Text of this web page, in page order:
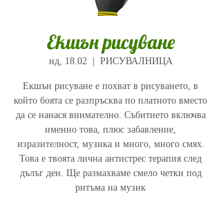
Екшън рисуване
нд, 18.02
  |
РИСУВАЛНИЦА
Екшън рисуване е похват в рисуването, в
който боята се разпръсква по платното вместо
да се нанася внимателно. Събитието включва
именно това, плюс забавление,
изразителност, музика и много, много смях.
Това е твоята лична антистрес терапия след
дълъг ден. Ще размахваме смело четки под
ритъма на музик